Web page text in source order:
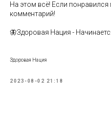
На этом всё! Если понравился
комментарий!
🦋Здоровая Нация -
Здоровая Нация
2023-08-02 21:18